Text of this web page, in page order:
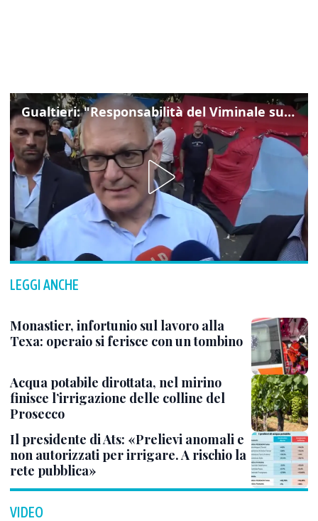
Gualtieri: "Responsabilità del Viminale su Spin Time? La posizione dei partiti è nota"
LEGGI ANCHE
Monastier, infortunio sul lavoro alla
Texa: operaio si ferisce con un tombino
Acqua potabile dirottata, nel mirino
finisce l’irrigazione delle colline del
Prosecco
Il presidente di Ats: «Prelievi anomali e
non autorizzati per irrigare. A rischio la
rete pubblica»
VIDEO